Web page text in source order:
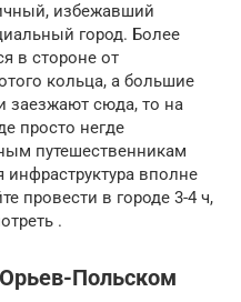
избежавший
город. Более
в стороне от
кольца, а большие
заезжают сюда, то на
просто негде
путешественникам
инфраструктура вполне
провести в городе 3-4 ч,
.
Польском